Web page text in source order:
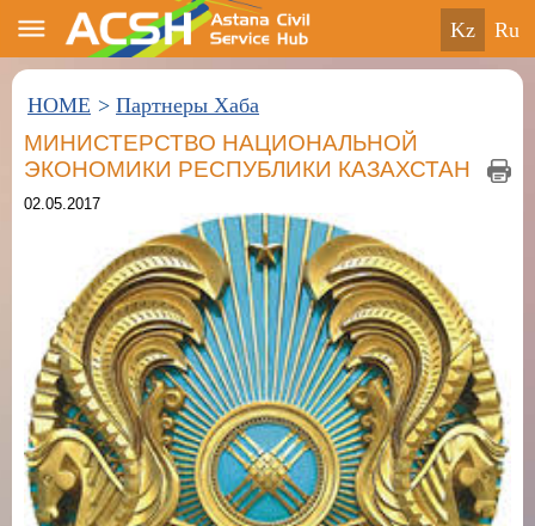
kz ru
HOME > Партнеры Хаба
МИНИСТЕРСТВО НАЦИОНАЛЬНОЙ
ЭКОНОМИКИ РЕСПУБЛИКИ КАЗАХСТАН
02.05.2017